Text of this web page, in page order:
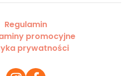
Regulamin
promocyjne
prywatności